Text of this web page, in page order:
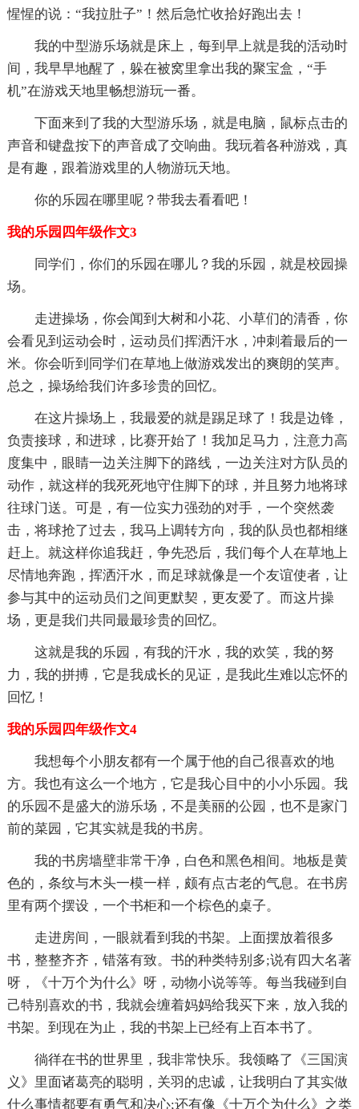
惺惺的说：“我拉肚子”！然后急忙收拾好跑出去！
我的中型游乐场就是床上，每到早上就是我的活动时
间，我早早地醒了，躲在被窝里拿出我的聚宝盒，“手
机”在游戏天地里畅想游玩一番。
下面来到了我的大型游乐场，就是电脑，鼠标点击的
声音和键盘按下的声音成了交响曲。我玩着各种游戏，真
是有趣，跟着游戏里的人物游玩天地。
你的乐园在哪里呢？带我去看看吧！
我的乐园四年级作文3
同学们，你们的乐园在哪儿？我的乐园，就是校园操
场。
走进操场，你会闻到大树和小花、小草们的清香，你
会看见到运动会时，运动员们挥洒汗水，冲刺着最后的一
米。你会听到同学们在草地上做游戏发出的爽朗的笑声。
总之，操场给我们许多珍贵的回忆。
在这片操场上，我最爱的就是踢足球了！我是边锋，
负责接球，和进球，比赛开始了！我加足马力，注意力高
度集中，眼睛一边关注脚下的路线，一边关注对方队员的
动作，就这样的我死死地守住脚下的球，并且努力地将球
往球门送。可是，有一位实力强劲的对手，一个突然袭
击，将球抢了过去，我马上调转方向，我的队员也都相继
赶上。就这样你追我赶，争先恐后，我们每个人在草地上
尽情地奔跑，挥洒汗水，而足球就像是一个友谊使者，让
参与其中的运动员们之间更默契，更友爱了。而这片操
场，更是我们共同最最珍贵的回忆。
这就是我的乐园，有我的汗水，我的欢笑，我的努
力，我的拼搏，它是我成长的见证，是我此生难以忘怀的
回忆！
我的乐园四年级作文4
我想每个小朋友都有一个属于他的自己很喜欢的地
方。我也有这么一个地方，它是我心目中的小小乐园。我
的乐园不是盛大的游乐场，不是美丽的公园，也不是家门
前的菜园，它其实就是我的书房。
我的书房墙壁非常干净，白色和黑色相间。地板是黄
色的，条纹与木头一模一样，颇有点古老的气息。在书房
里有两个摆设，一个书柜和一个棕色的桌子。
走进房间，一眼就看到我的书架。上面摆放着很多
书，整整齐齐，错落有致。书的种类特别多;说有四大名著
呀，《十万个为什么》呀，动物小说等等。每当我碰到自
己特别喜欢的书，我就会缠着妈妈给我买下来，放入我的
书架。到现在为止，我的书架上已经有上百本书了。
徜徉在书的世界里，我非常快乐。我领略了《三国演
义》里面诸葛亮的聪明，关羽的忠诚，让我明白了其实做
什么事情都要有勇气和决心;还有像《十万个为什么》之类